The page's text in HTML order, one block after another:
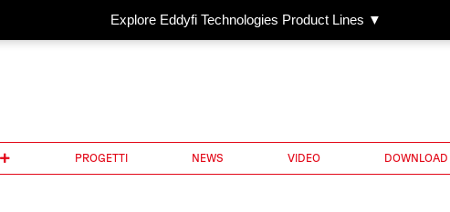
Explore Eddyfi Technologies Product Lines ▼
PROGETTI NEWS VIDEO DOWNLOAD